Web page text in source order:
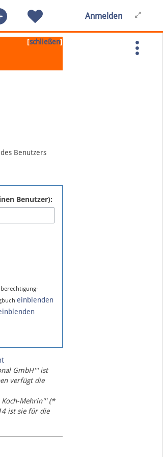
Anmelden
[schließen]
Benutzers
Benutzer):
einblenden
GmbH''' ist
verfügt die
Koch-Mehrin''' (*
ist sie für die